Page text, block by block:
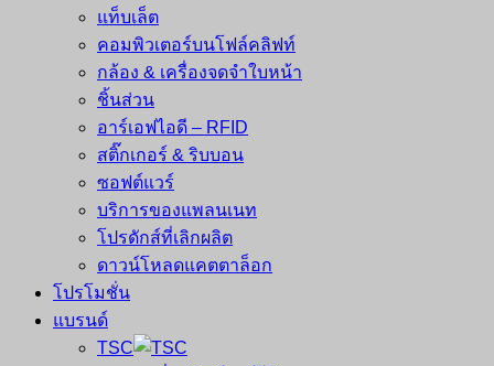
แท็บเล็ต
คอมพิวเตอร์บนโฟล์คลิฟท์
กล้อง & เครื่องจดจำใบหน้า
ชิ้นส่วน
อาร์เอฟไอดี – RFID
สติ๊กเกอร์ & ริบบอน
ซอฟต์แวร์
บริการของแพลนเนท
โปรดักส์ที่เลิกผลิต
ดาวน์โหลดแคตตาล็อก
โปรโมชั่น
แบรนด์
TSC